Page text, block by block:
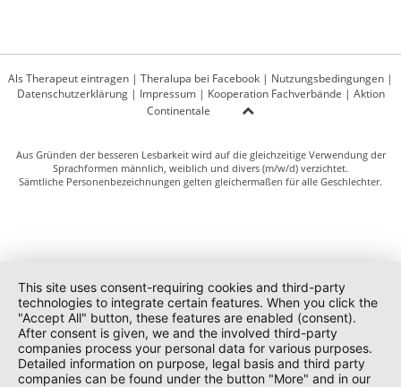
Als Therapeut eintragen | Theralupa bei Facebook | Nutzungsbedingungen |
Datenschutzerklärung| Impressum| Kooperation Fachverbände | Aktion
Continentale
Aus Gründen der besseren Lesbarkeit wird auf die gleichzeitige Verwendung der
Sprachformen männlich, weiblich und divers (m/w/d) verzichtet.
Sämtliche Personenbezeichnungen gelten gleichermaßen für alle Geschlechter.
This site uses consent-requiring cookies and third-party
technologies to integrate certain features. When you click the
"Accept All" button, these features are enabled (consent).
After consent is given, we and the involved third-party
companies process your personal data for various purposes.
Detailed information on purpose, legal basis and third party
companies can be found under the button "More" and in our